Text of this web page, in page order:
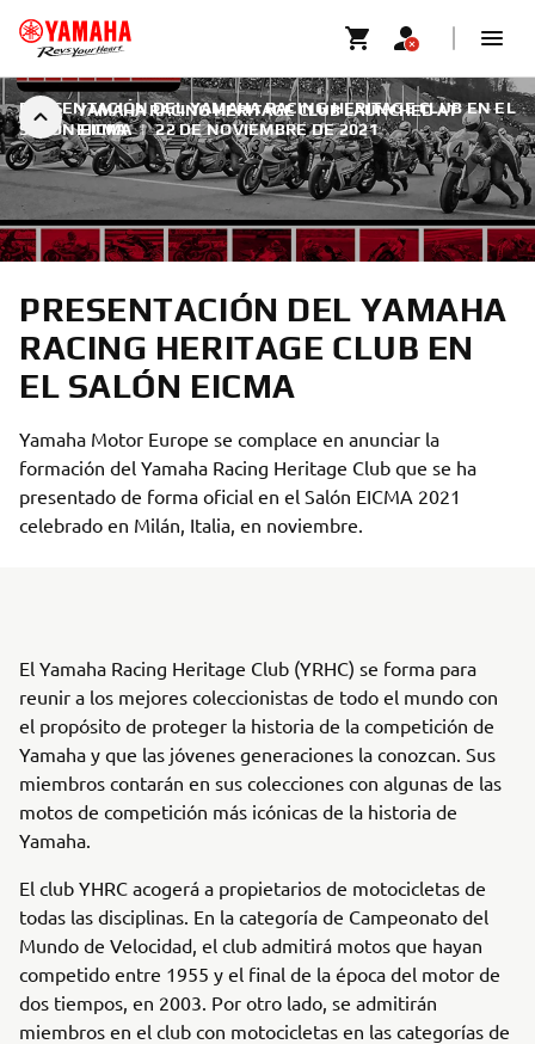
YAMAHA RACING HERITAGE CLUB LAUNCHED AT
EICMA
PRESENTACIÓN DEL YAMAHA RACING HERITAGE CLUB EN EL
SALÓN EICMA | 22 DE NOVIEMBRE DE 2021
PRESENTACIÓN DEL YAMAHA
RACING HERITAGE CLUB EN
EL SALÓN EICMA
Yamaha Motor Europe se complace en anunciar la
formación del Yamaha Racing Heritage Club que se ha
presentado de forma oficial en el Salón EICMA 2021
celebrado en Milán, Italia, en noviembre.
El Yamaha Racing Heritage Club (YRHC) se forma para
reunir a los mejores coleccionistas de todo el mundo con
el propósito de proteger la historia de la competición de
Yamaha y que las jóvenes generaciones la conozcan. Sus
miembros contarán en sus colecciones con algunas de las
motos de competición más icónicas de la historia de
Yamaha.
El club YHRC acogerá a propietarios de motocicletas de
todas las disciplinas. En la categoría de Campeonato del
Mundo de Velocidad, el club admitirá motos que hayan
competido entre 1955 y el final de la época del motor de
dos tiempos, en 2003. Por otro lado, se admitirán
miembros en el club con motocicletas en las categorías de